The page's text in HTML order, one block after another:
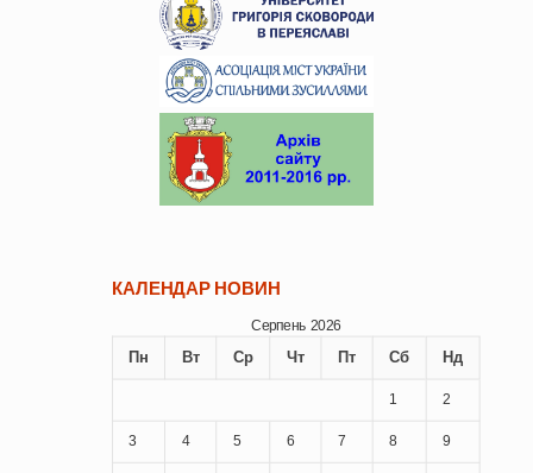
КАЛЕНДАР НОВИН
Серпень 2026
Пн Вт Ср Чт Пт Сб Нд
1 2
3 4 5 6 7 8 9